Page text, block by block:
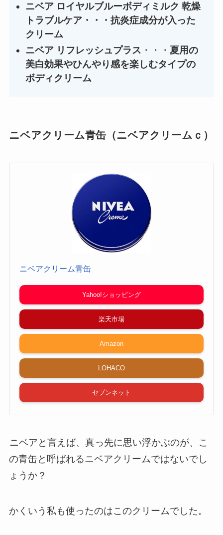
ニベア ロイヤルブルーボディミルク 乾燥
トラブルケア・・・抗炎症成分が入った
クリーム
ニベア リフレッシュプラス ・・・ 夏用の
美白効果やひんやり感を楽しむタイプの
ボディクリーム
ニベアクリーム青缶（ニベアクリームｃ）
ニベアクリーム青缶
Yahoo!ショッピング
楽天市場
Amazon
LOHACO
セブンネット
ニベアと言えば、真っ先に思い浮かぶのが、こ
の青缶と呼ばれるニベアクリームではないでし
ょうか？
かくいう私も使ったのはこのクリームでした。